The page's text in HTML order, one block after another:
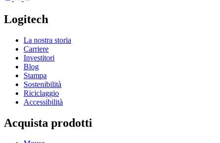
Logitech
La nostra storia
Carriere
Investitori
Blog
Stampa
Sostenibilità
Riciclaggio
Accessibilità
Acquista prodotti